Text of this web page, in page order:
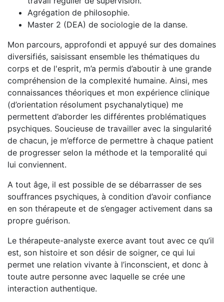
Agrégation de philosophie.
Master 2 (DEA) de sociologie de la danse.
Mon parcours, approfondi et appuyé sur des domaines
diversifiés, saisissant ensemble les thématiques du
corps et de l'esprit, m’a permis d’aboutir à une grande
compréhension de la complexité humaine. Ainsi, mes
connaissances théoriques et mon expérience clinique
(d’orientation résolument psychanalytique) me
permettent d’aborder les différentes problématiques
psychiques. Soucieuse de travailler avec la singularité
de chacun, je m’efforce de permettre à chaque patient
de progresser selon la méthode et la temporalité qui
lui conviennent.
A tout âge, il est possible de se débarrasser de ses
souffrances psychiques, à condition d’avoir confiance
en son thérapeute et de s’engager activement dans sa
propre guérison.
Le thérapeute-analyste exerce avant tout avec ce qu’il
est, son histoire et son désir de soigner, ce qui lui
permet une relation vivante à l’inconscient, et donc à
toute autre personne avec laquelle se crée une
interaction authentique.